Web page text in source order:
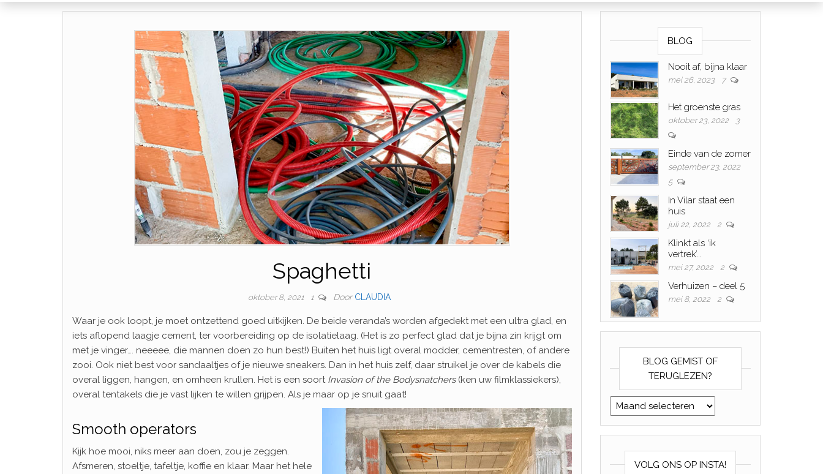
Spaghetti
oktober 8, 2021 1 Door CLAUDIA
Waar je ook loopt, je moet ontzettend goed uitkijken. De beide veranda’s worden afgedekt met een ultra glad, en
iets aflopend laagje cement, ter voorbereiding op de isolatielaag. (Het is zo perfect glad dat je bijna zin krijgt om
met je vinger…. neeeee, die mannen doen zo hun best!) Buiten het huis ligt overal modder, cementresten, of andere
zooi. Ook niet best voor sandaaltjes of je nieuwe sneakers. Dan in het huis zelf, daar struikel je over de kabels die
overal liggen, hangen, en omheen krullen. Het is een soort Invasion of the Bodysnatchers(ken uw filmklassiekers),
overal tentakels die je vast lijken te willen grijpen. Als je maar op je snuit gaat!
Smooth operators
Kijk hoe mooi, niks meer aan doen, zou je zeggen.
Afsmeren, stoeltje, tafeltje, koffie en klaar. Maar het hele
BLOG
Nooit af, bijna klaar
mei 26, 2023 7
Het groenste gras
oktober 23, 2022 3
Einde van de zomer
september 23, 2022
5
In Vilar staat een
huis
juli 22, 2022 2
Klinkt als ‘ik
vertrek’…
mei 27, 2022 2
Verhuizen – deel 5
mei 8, 2022 2
BLOG GEMIST OF
TERUGLEZEN?
Blog gemist of teruglezen?
VOLG ONS OP INSTA!